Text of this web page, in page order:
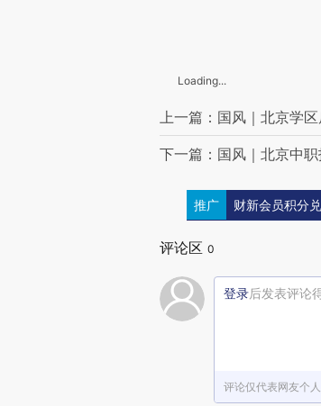
Loading...
上一篇：国风｜北京学
下一篇：国风｜北京中
推广 财新会员积分
评论区 0
登录后发表评论
评论仅代表网友个